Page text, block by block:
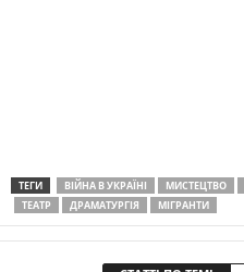
ТЕГИ ВІЙНА В УКРАЇНІ МИСТЕЦТВО
ТЕАТР
ДРАМАТУРГІЯ МІГРАНТИ